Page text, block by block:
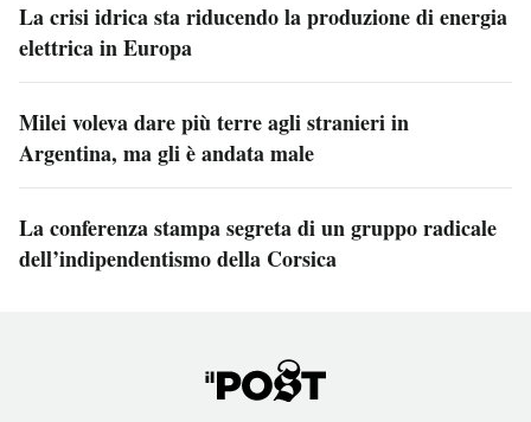
La crisi idrica sta riducendo la produzione di energia
elettrica in Europa
Milei voleva dare più terre agli stranieri in
Argentina, ma gli è andata male
La conferenza stampa segreta di un gruppo radicale
dell’indipendentismo della Corsica